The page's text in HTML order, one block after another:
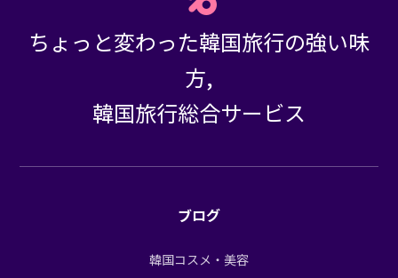
ちょっと変わった韓国旅行の強い味
方,
韓国旅行総合サービス
ブログ
韓国コスメ・美容